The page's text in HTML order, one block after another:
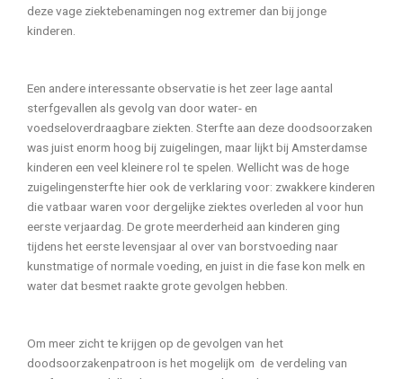
deze vage ziektebenamingen nog extremer dan bij jonge
kinderen.
Een andere interessante observatie is het zeer lage aantal
sterfgevallen als gevolg van door water- en
voedseloverdraagbare ziekten. Sterfte aan deze doodsoorzaken
was juist enorm hoog bij zuigelingen, maar lijkt bij Amsterdamse
kinderen een veel kleinere rol te spelen. Wellicht was de hoge
zuigelingensterfte hier ook de verklaring voor: zwakkere kinderen
die vatbaar waren voor dergelijke ziektes overleden al voor hun
eerste verjaardag. De grote meerderheid aan kinderen ging
tijdens het eerste levensjaar al over van borstvoeding naar
kunstmatige of normale voeding, en juist in die fase kon melk en
water dat besmet raakte grote gevolgen hebben.
Om meer zicht te krijgen op de gevolgen van het
doodsoorzakenpatroon is het mogelijk om de verdeling van